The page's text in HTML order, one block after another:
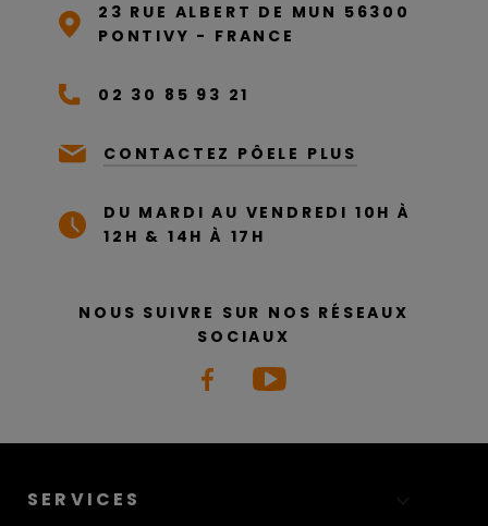
23 RUE ALBERT DE MUN 56300
PONTIVY - FRANCE
02 30 85 93 21
CONTACTEZ PÔELE PLUS
DU MARDI AU VENDREDI 10H À
12H & 14H À 17H
NOUS SUIVRE SUR NOS RÉSEAUX
SOCIAUX
SERVICES